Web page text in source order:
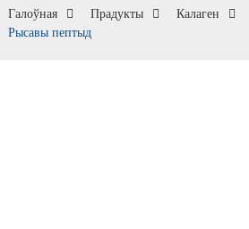
Галоўная Прадукты Калаген
Рысавы пептыд